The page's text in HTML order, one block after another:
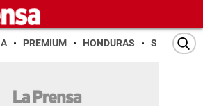
PREMIUM HONDURAS SAN PEDRO